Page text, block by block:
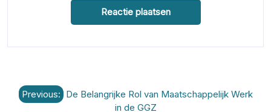
Berichtnavigatie
Previous: De Belangrijke Rol van Maatschappelijk Werk
in de GGZ